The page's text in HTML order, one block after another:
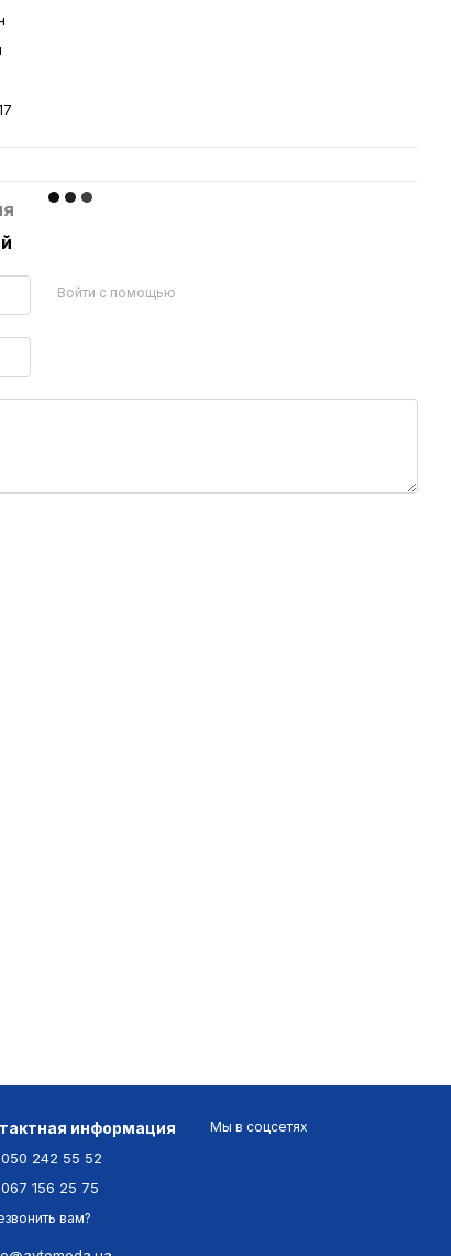
Войти с помощью
информация
242 55 52
156 25 75
вам?
Мы в соцсетях